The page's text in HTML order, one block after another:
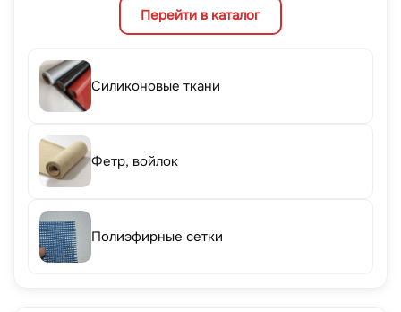
Перейти в каталог
Силиконовые ткани
Фетр, войлок
Полиэфирные сетки